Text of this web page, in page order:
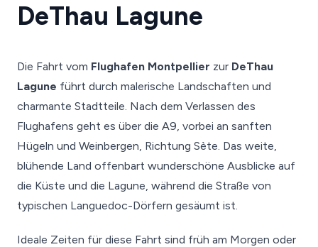
DeThau Lagune
Die Fahrt vom Flughafen Montpellier zur DeThau
Lagune führt durch malerische Landschaften und
charmante Stadtteile. Nach dem Verlassen des
Flughafens geht es über die A9, vorbei an sanften
Hügeln und Weinbergen, Richtung Sète. Das weite,
blühende Land offenbart wunderschöne Ausblicke auf
die Küste und die Lagune, während die Straße von
typischen Languedoc-Dörfern gesäumt ist.
Ideale Zeiten für diese Fahrt sind früh am Morgen oder